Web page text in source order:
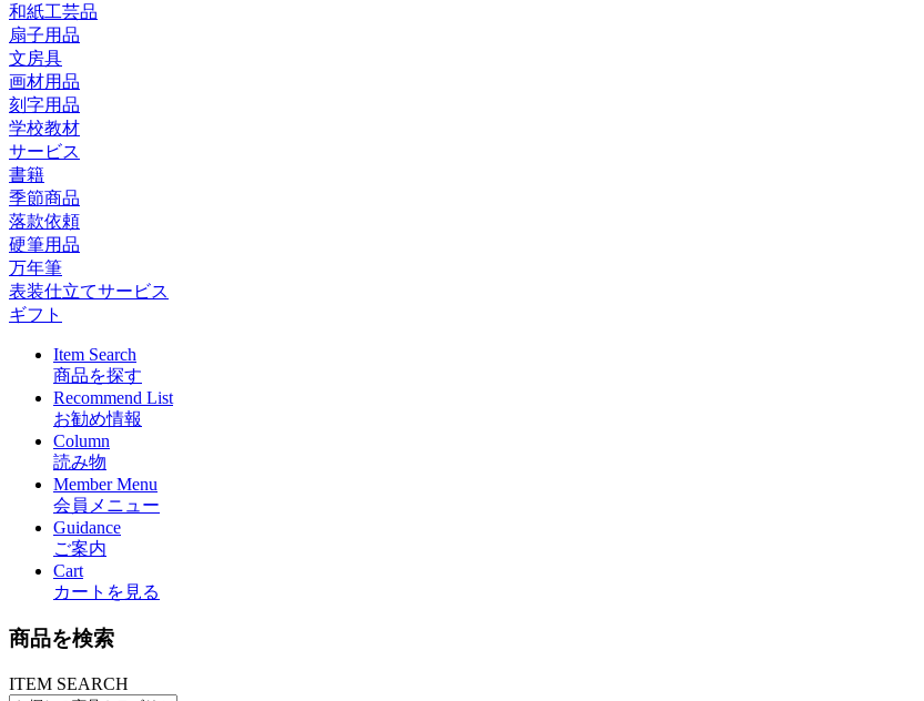
和紙工芸品
扇子用品
文房具
画材用品
刻字用品
学校教材
サービス
書籍
季節商品
落款依頼
硬筆用品
万年筆
表装仕立てサービス
ギフト
Item Search
商品を探す
Recommend List
お勧め情報
Column
読み物
Member Menu
会員メニュー
Guidance
ご案内
Cart
カートを見る
商品を検索
ITEM SEARCH